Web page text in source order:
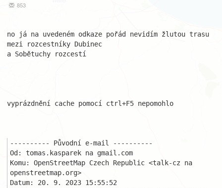
853
no já na uvedeném odkaze pořád nevidím žlutou trasu
mezi rozcestníky Dubinec
a Sobětuchy rozcestí
vyprázdnění cache pomocí ctrl+F5 nepomohlo
---------- Původní e-mail ----------
Od: tomas.kasparek na gmail.com
Komu: OpenStreetMap Czech Republic <talk-cz na
openstreetmap.org>
Datum: 20. 9. 2023 15:55:52